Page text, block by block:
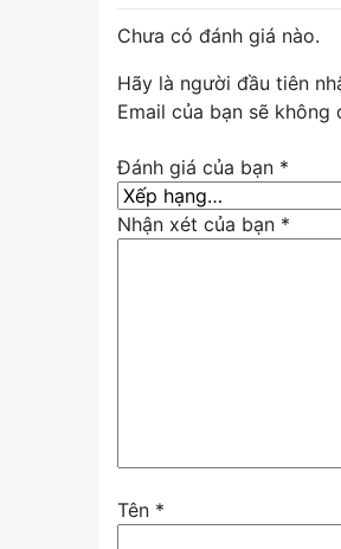
Bàn Gaming Home
game hoặc không gian
👉
Mua ngay để trải
Chưa có đánh giá nào.
Hãy là người đầu tiên
Email của bạn sẽ
Đánh giá của bạn *
Nhận xét của bạn *
Tên *